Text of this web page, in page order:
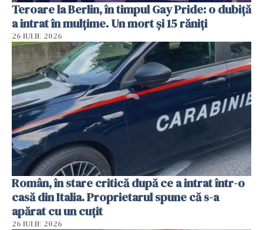
Teroare la Berlin, în timpul Gay Pride: o dubiță
a intrat în mulțime. Un mort și 15 răniți
26 IULIE 2026
Român, în stare critică după ce a intrat într-o
casă din Italia. Proprietarul spune că s-a
apărat cu un cuțit
26 IULIE 2026